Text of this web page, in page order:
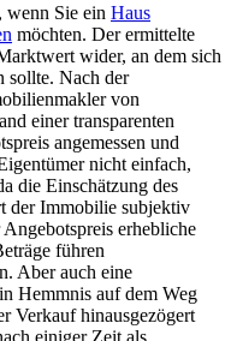
wenn Sie ein Haus
möchten. Der ermittelte
wider, an dem sich
sollte. Nach der
von
einer transparenten
angemessen und
nicht einfach,
die Einschätzung des
der Immobilie subjektiv
erhebliche
führen
Aber auch eine
Hemmnis auf dem Weg
Verkauf hinausgezögert
einiger Zeit als